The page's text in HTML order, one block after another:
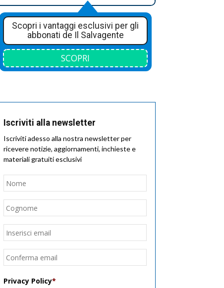
Scopri i vantaggi esclusivi per gli
abbonati de Il Salvagente
SCOPRI
Iscriviti alla newsletter
Iscriviti adesso alla nostra newsletter per
ricevere notizie, aggiornamenti, inchieste e
materiali gratuiti esclusivi
Nome
Email
Privacy Policy*